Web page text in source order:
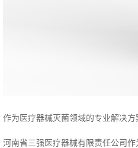
作为医疗器械灭菌领域的专业解决
河南省三强医疗器械有限责任公司